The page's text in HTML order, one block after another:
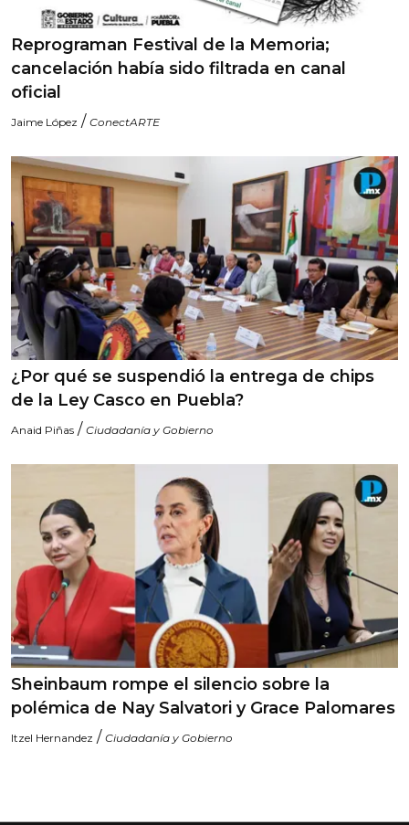
Reprograman Festival de la Memoria;
cancelación había sido filtrada en canal
oficial
Jaime López / ConectARTE
¿Por qué se suspendió la entrega de chips
de la Ley Casco en Puebla?
Anaid Piñas / Ciudadanía y Gobierno
Sheinbaum rompe el silencio sobre la
polémica de Nay Salvatori y Grace Palomares
Itzel Hernandez / Ciudadanía y Gobierno